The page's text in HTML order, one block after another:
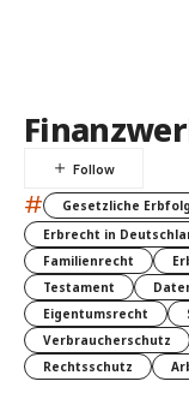
# Gesetzliche
Erbrecht in
Familienrecht
Testament
Eigentumsrecht
Verbraucherschutz
Rechtsschutz